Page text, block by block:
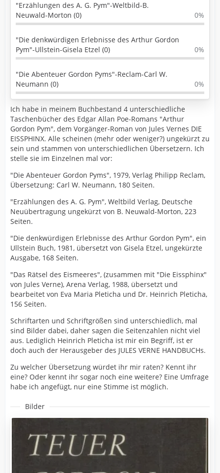
"Erzählungen des A. G. Pym"-Weltbild-B.
Neuwald-Morton (0)
0%
"Die denkwürdigen Erlebnisse des Arthur Gordon
Pym"-Ullstein-Gisela Etzel (0)
0%
"Die Abenteuer Gordon Pyms"-Reclam-Carl W.
Neumann (0)
0%
Ich habe in meinem Buchbestand 4 unterschiedliche
Taschenbücher des Edgar Allan Poe-Romans "Arthur
Gordon Pym", dem Vorgänger-Roman von Jules Vernes DIE
EISSPHINX. Alle scheinen (mehr oder weniger?) ungekürzt zu
sein und stammen von unterschiedlichen Übersetzern. Ich
stelle sie im Einzelnen mal vor:
"Die Abenteuer Gordon Pyms", 1979, Verlag Philipp Reclam,
Übersetzung: Carl W. Neumann, 180 Seiten.
"Erzählungen des A. G. Pym", Weltbild Verlag, Deutsche
Neuübertragung ungekürzt von B. Neuwald-Morton, 223
Seiten.
"Die denkwürdigen Erlebnisse des Arthur Gordon Pym", ein
Ullstein Buch, 1981, übersetzt von Gisela Etzel, ungekürzte
Ausgabe, 168 Seiten.
"Das Rätsel des Eismeeres", (zusammen mit "Die Eissphinx"
von Jules Verne), Arena Verlag, 1988, übersetzt und
bearbeitet von Eva Maria Pleticha und Dr. Heinrich Pleticha,
156 Seiten.
Schriftarten und Schriftgrößen sind unterschiedlich, mal
sind Bilder dabei, daher sagen die Seitenzahlen nicht viel
aus. Lediglich Heinrich Pleticha ist mir ein Begriff, ist er
doch auch der Herausgeber des JULES VERNE HANDBUCHs.
Zu welcher Übersetzung würdet ihr mir raten? Kennt ihr
eine? Oder kennt ihr sogar noch eine weitere? Eine Umfrage
habe ich angefügt, nur eine Stimme ist möglich.
Bilder